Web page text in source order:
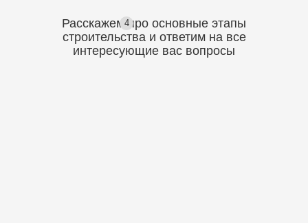
4
Расскажем про основные этапы
строительства и ответим на все
интересующие вас вопросы